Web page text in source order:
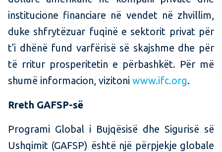
institucione financiare në vendet në zhvillim,
duke shfrytëzuar fuqinë e sektorit privat për
t'i dhënë fund varfërisë së skajshme dhe për
të rritur prosperitetin e përbashkët. Për më
shumë informacion, vizitoni www.ifc.org.
Rreth GAFSP-së
Programi Global i Bujqësisë dhe Sigurisë së
Ushqimit (GAFSP) është një përpjekje globale